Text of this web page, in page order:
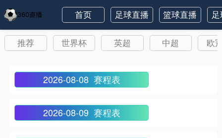
首页 足球直播 篮球直播
推荐 世界杯 英超 中超 欧
2026-08-08 赛程表
2026-08-09 赛程表